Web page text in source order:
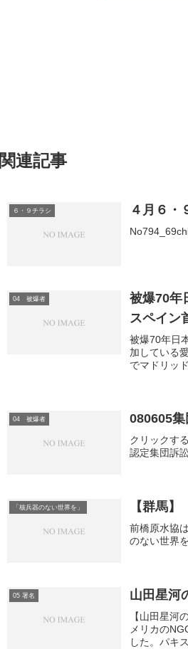
関連記事
６・９チラシ ４月６・
04 被爆者
被爆70年
スペイン
被爆70年日
加している
でマドリッ
04 被爆者 080605
クリックす
認定集団訴
「核兵器のない世界を」 【群馬
前橋原水協
のない世界
05 署名 山田星河
【山田星河
メリカの
した。パキ